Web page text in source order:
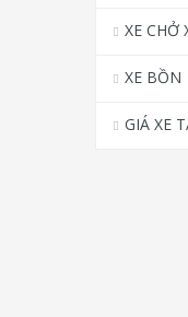
XE CHỞ
XE BỒN
GIÁ XE